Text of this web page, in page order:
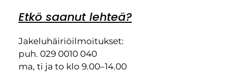
Etkö saanut lehteä?
Jakeluhäiriöilmoitukset:
puh. 029 0010 040
ma, ti ja to klo 9.00–14.00